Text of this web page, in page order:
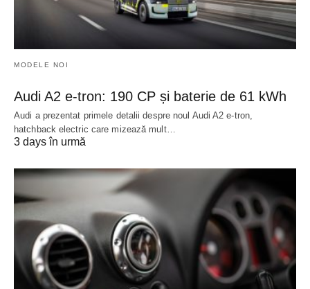
MODELE NOI
Audi A2 e-tron: 190 CP și baterie de 61 kWh
Audi a prezentat primele detalii despre noul Audi A2 e-tron,
hatchback electric care mizează mult…
3 days în urmă